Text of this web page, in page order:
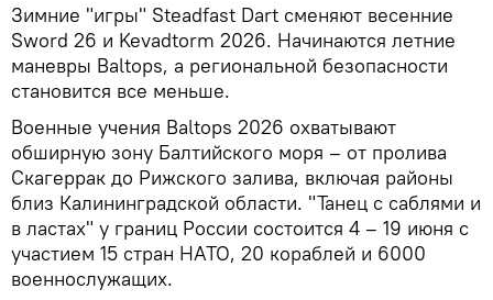
Зимние "игры" Steadfast Dart сменяют весенние
Sword 26 и Kevadtorm 2026. Начинаются летние
маневры Baltops, а региональной безопасности
становится все меньше.
Военные учения Baltops 2026 охватывают
обширную зону Балтийского моря – от пролива
Скагеррак до Рижского залива, включая районы
близ Калининградской области. "Танец с саблями и
в ластах" у границ России состоится 4 – 19 июня с
участием 15 стран НАТО, 20 кораблей и 6000
военнослужащих.